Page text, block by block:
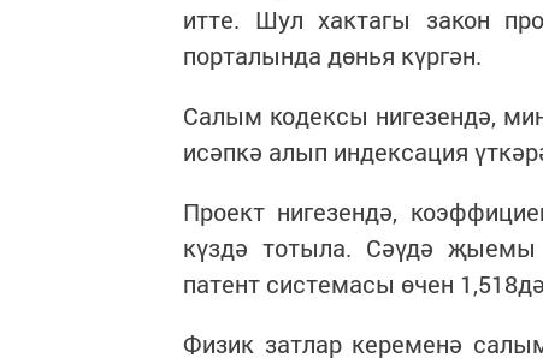
итте. Шул хактагы закон
порталында дөнья күргән.
Салым кодексы нигезендә,
исәпкә алып индексация
Проект нигезендә,
күздә тотыла. Сәүдә җыемы
патент системасы өчен
Физик затлар кеременә